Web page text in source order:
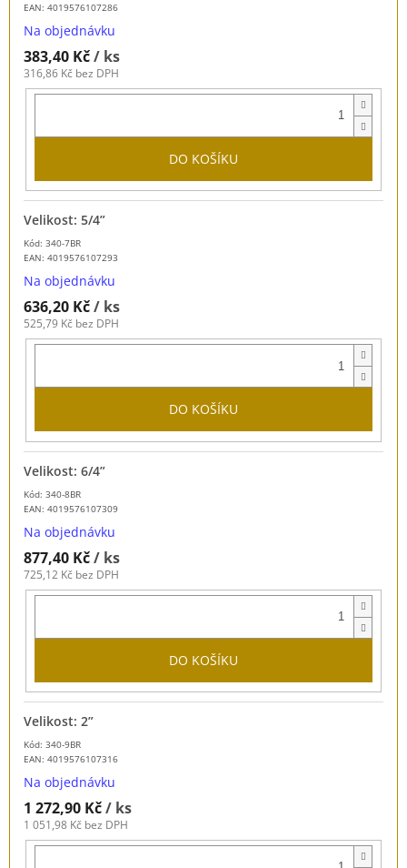
EAN: 4019576107286
Na objednávku
383,40 Kč/ ks
316,86 Kč bez DPH
DO KOŠÍKU
Kód: 340-7BR
EAN: 4019576107293
Velikost: 5/4”
Na objednávku
636,20 Kč/ ks
525,79 Kč bez DPH
DO KOŠÍKU
Kód: 340-8BR
EAN: 4019576107309
Velikost: 6/4”
Na objednávku
877,40 Kč/ ks
725,12 Kč bez DPH
DO KOŠÍKU
Kód: 340-9BR
EAN: 4019576107316
Velikost: 2”
Na objednávku
1 272,90 Kč/ ks
1 051,98 Kč bez DPH